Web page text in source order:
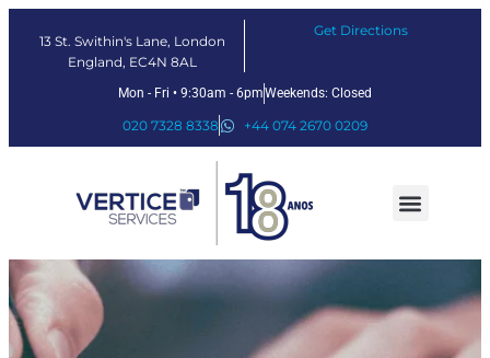
13 St. Swithin's Lane, London
England, EC4N 8AL
Get Directions
Mon - Fri • 9:30am - 6pmWeekends: Closed
020 7328 8338 +44 074 2670 0209